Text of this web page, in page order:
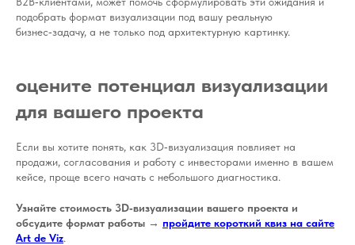
подобрать формат визуализации под вашу реальную
бизнес‑задачу, а не только под архитектурную картинку.
оцените потенциал визуализации
для вашего проекта
Если вы хотите понять, как 3D‑визуализация повлияет на
продажи, согласования и работу с инвесторами именно в вашем
кейсе, проще всего начать с небольшого диагностика.
Узнайте стоимость 3D‑визуализации вашего проекта и
обсудите формат работы → пройдите короткий квиз на сайте
Art de Viz.